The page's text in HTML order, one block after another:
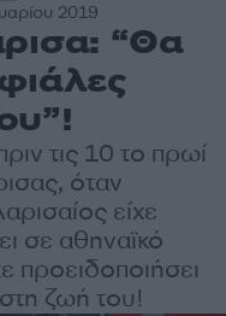
2019
“Θα
τις 10 το πρωί
όταν
είχε
σε αθηναϊκό
προειδοποιήσει
ζωή του!